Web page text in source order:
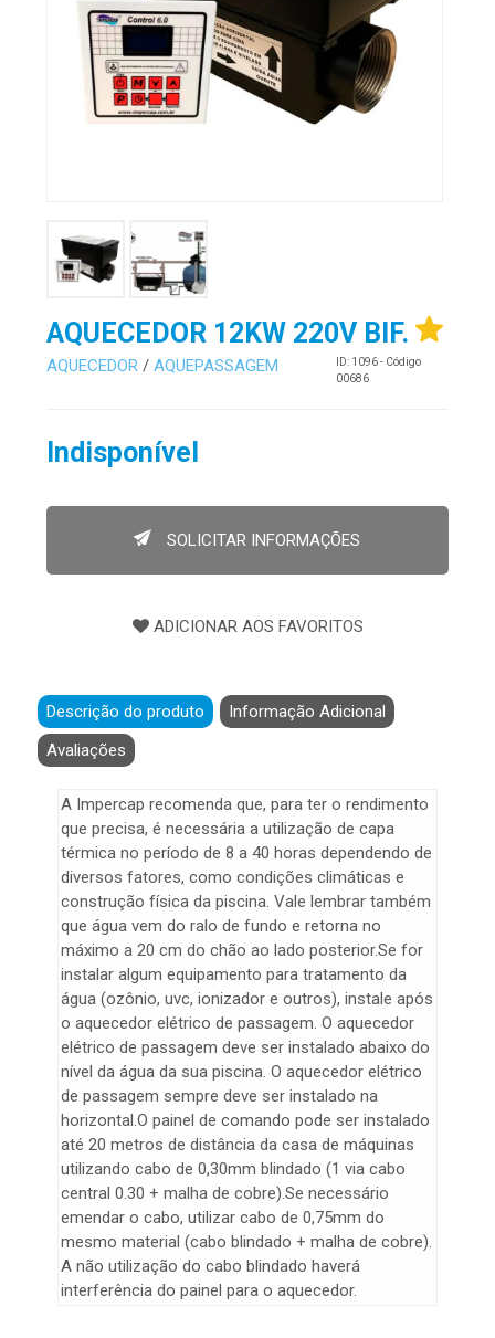
AQUECEDOR 12KW 220V BIF.
AQUECEDOR/ AQUEPASSAGEM
ID: 1096 - Código
00686
Indisponível
SOLICITAR INFORMAÇÕES
Descrição do produto
Informação Adicional
Avaliações
A Impercap recomenda que, para ter o rendimento
que precisa, é necessária a utilização de capa
térmica no período de 8 a 40 horas dependendo de
diversos fatores, como condições climáticas e
construção física da piscina. Vale lembrar também
que água vem do ralo de fundo e retorna no
máximo a 20 cm do chão ao lado posterior.Se for
instalar algum equipamento para tratamento da
água (ozônio, uvc, ionizador e outros), instale após
o aquecedor elétrico de passagem. O aquecedor
elétrico de passagem deve ser instalado abaixo do
nível da água da sua piscina. O aquecedor elétrico
de passagem sempre deve ser instalado na
horizontal.O painel de comando pode ser instalado
até 20 metros de distância da casa de máquinas
utilizando cabo de 0,30mm blindado (1 via cabo
central 0.30 + malha de cobre).Se necessário
emendar o cabo, utilizar cabo de 0,75mm do
mesmo material (cabo blindado + malha de cobre).
A não utilização do cabo blindado haverá
interferência do painel para o aquecedor.